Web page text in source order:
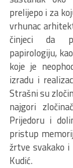
prelijepo i za
vrhunac
činjeci da
papirologiju,
koje je
izradu i
Strašni su
najgori
Prijedoru i
pristup
žrtve svakako
Kudić.